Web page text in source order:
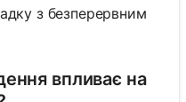
з безперервним
впливає на